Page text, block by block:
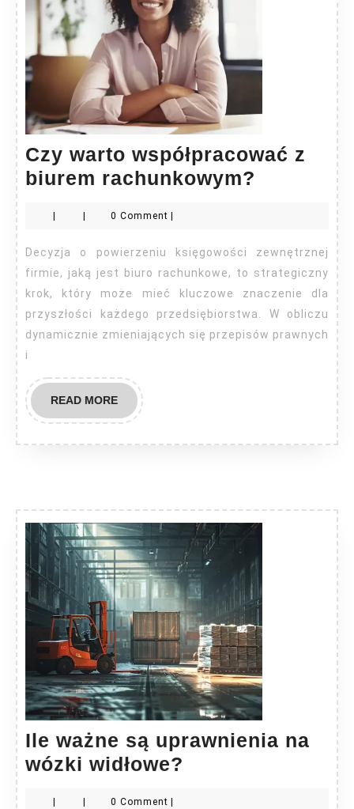
Czy warto współpracować z
biurem rachunkowym?
z
biurem
| | 0 Comment |
Decyzja o powierzeniu księgowości zewnętrznej
firmie, jaką jest biuro rachunkowe, to strategiczny
krok, który może mieć kluczowe znaczenie dla
przyszłości każdego przedsiębiorstwa. W obliczu
dynamicznie zmieniających się przepisów prawnych
i
READ MOREREAD
MORE
Ile ważne są uprawnienia na
wózki widłowe?
0 Comment